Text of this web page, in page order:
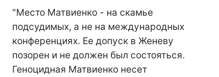
"Место Матвиенко - на скамье
подсудимых, а не на международных
конференциях. Ее допуск в Женеву
позорен и не должен был состояться.
Геноцидная Матвиенко несет